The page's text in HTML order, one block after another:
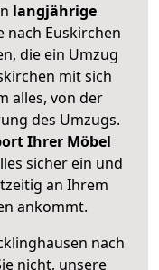
langjährige
nach Euskirchen
die ein Umzug
mit sich
alles, von der
des Umzugs.
Ihrer Möbel
sicher ein und
an Ihrem
ankommt.
nach
nicht, unsere